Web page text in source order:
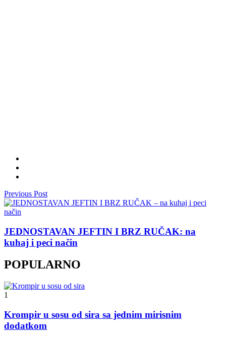
Previous Post
JEDNOSTAVAN JEFTIN I BRZ RUČAK: na
kuhaj i peci način
POPULARNO
1
Krompir u sosu od sira sa jednim mirisnim
dodatkom